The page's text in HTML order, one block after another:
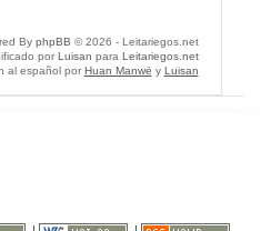
By phpBB © 2026 - Leitariegos.net
por Luisan para Leitariegos.net
al español por Huan Manwë y Luisan